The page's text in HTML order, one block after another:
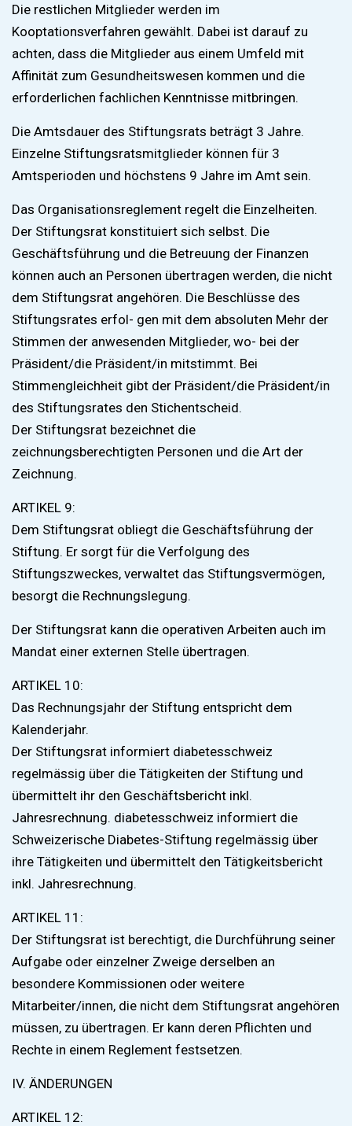
Die restlichen Mitglieder werden im
Kooptationsverfahren gewählt. Dabei ist darauf zu
achten, dass die Mitglieder aus einem Umfeld mit
Affinität zum Gesundheitswesen kommen und die
erforderlichen fachlichen Kenntnisse mitbringen.
Die Amtsdauer des Stiftungsrats beträgt 3 Jahre.
Einzelne Stiftungsratsmitglieder können für 3
Amtsperioden und höchstens 9 Jahre im Amt sein.
Das Organisationsreglement regelt die Einzelheiten.
Der Stiftungsrat konstituiert sich selbst. Die
Geschäftsführung und die Betreuung der Finanzen
können auch an Personen übertragen werden, die nicht
dem Stiftungsrat angehören. Die Beschlüsse des
Stiftungsrates erfol- gen mit dem absoluten Mehr der
Stimmen der anwesenden Mitglieder, wo- bei der
Präsident/die Präsident/in mitstimmt. Bei
Stimmengleichheit gibt der Präsident/die Präsident/in
des Stiftungsrates den Stichentscheid.
Der Stiftungsrat bezeichnet die
zeichnungsberechtigten Personen und die Art der
Zeichnung.
ARTIKEL 9:
Dem Stiftungsrat obliegt die Geschäftsführung der
Stiftung. Er sorgt für die Verfolgung des
Stiftungszweckes, verwaltet das Stiftungsvermögen,
besorgt die Rechnungslegung.
Der Stiftungsrat kann die operativen Arbeiten auch im
Mandat einer externen Stelle übertragen.
ARTIKEL 10:
Das Rechnungsjahr der Stiftung entspricht dem
Kalenderjahr.
Der Stiftungsrat informiert diabetesschweiz
regelmässig über die Tätigkeiten der Stiftung und
übermittelt ihr den Geschäftsbericht inkl.
Jahresrechnung. diabetesschweiz informiert die
Schweizerische Diabetes-Stiftung regelmässig über
ihre Tätigkeiten und übermittelt den Tätigkeitsbericht
inkl. Jahresrechnung.
ARTIKEL 11:
Der Stiftungsrat ist berechtigt, die Durchführung seiner
Aufgabe oder einzelner Zweige derselben an
besondere Kommissionen oder weitere
Mitarbeiter/innen, die nicht dem Stiftungsrat angehören
müssen, zu übertragen. Er kann deren Pflichten und
Rechte in einem Reglement festsetzen.
IV. ÄNDERUNGEN
ARTIKEL 12: